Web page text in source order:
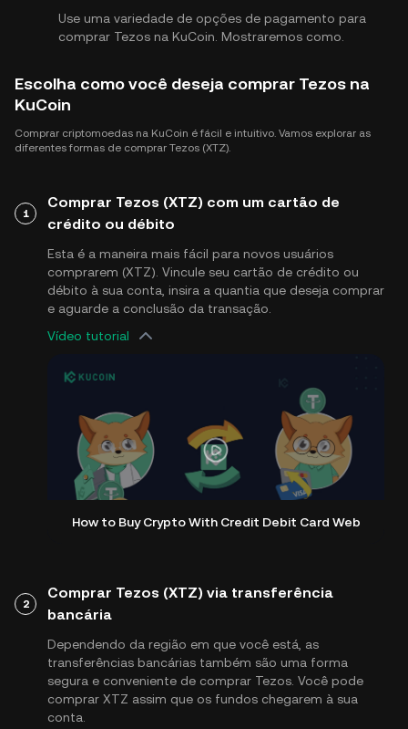
Use uma variedade de opções de pagamento para
comprar Tezos na KuCoin. Mostraremos como.
Escolha como você deseja comprar Tezos na
KuCoin
Comprar criptomoedas na KuCoin é fácil e intuitivo. Vamos explorar as
diferentes formas de comprar Tezos (XTZ).
1
Comprar Tezos (XTZ) com um cartão de
crédito ou débito
Esta é a maneira mais fácil para novos usuários
comprarem (XTZ). Vincule seu cartão de crédito ou
débito à sua conta, insira a quantia que deseja comprar
e aguarde a conclusão da transação.
Vídeo tutorial
How to Buy Crypto With Credit Debit Card Web
2
Comprar Tezos (XTZ) via transferência
bancária
Dependendo da região em que você está, as
transferências bancárias também são uma forma
segura e conveniente de comprar Tezos. Você pode
comprar XTZ assim que os fundos chegarem à sua
conta.